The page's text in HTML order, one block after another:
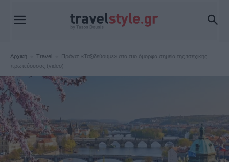
Αρχική Travel
Πράγα: «Ταξιδεύουμε» στα πιο όμορφα σημεία της τσέχικης
πρωτεύουσας (video)